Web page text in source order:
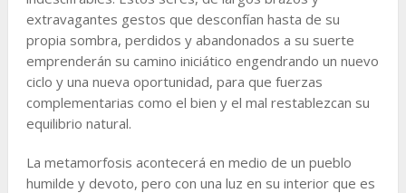
extravagantes gestos que desconfían hasta de su
propia sombra, perdidos y abandonados a su suerte
emprenderán su camino iniciático engendrando un nuevo
ciclo y una nueva oportunidad, para que fuerzas
complementarias como el bien y el mal restablezcan su
equilibrio natural.
La metamorfosis acontecerá en medio de un pueblo
humilde y devoto, pero con una luz en su interior que es